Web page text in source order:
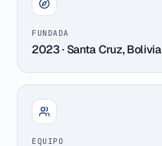
FUNDADA
2023 · Santa Cruz, Bolivia
EQUIPO